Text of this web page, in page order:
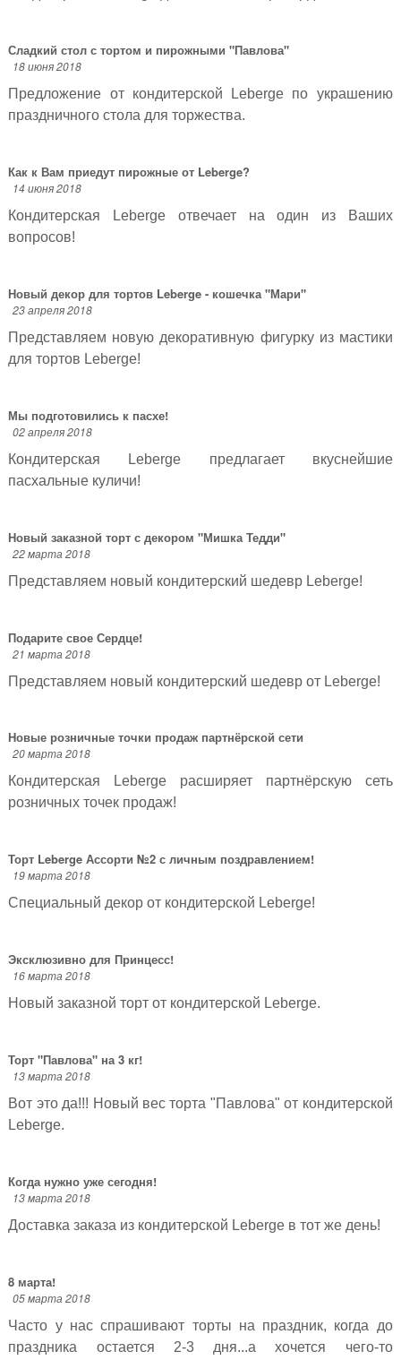
Сладкий стол с тортом и пирожными "Павлова"
18 июня 2018
Предложение от кондитерской Leberge по украшению
праздничного стола для торжества.
Как к Вам приедут пирожные от Leberge?
14 июня 2018
Кондитерская Leberge отвечает на один из Ваших
вопросов!
Новый декор для тортов Leberge - кошечка "Мари"
23 апреля 2018
Представляем новую декоративную фигурку из мастики
для тортов Leberge!
Мы подготовились к пасхе!
02 апреля 2018
Кондитерская Leberge предлагает вкуснейшие
пасхальные куличи!
Новый заказной торт с декором "Мишка Тедди"
22 марта 2018
Представляем новый кондитерский шедевр Leberge!
Подарите свое Сердце!
21 марта 2018
Представляем новый кондитерский шедевр от Leberge!
Новые розничные точки продаж партнёрской сети
20 марта 2018
Кондитерская Leberge расширяет партнёрскую сеть
розничных точек продаж!
Торт Leberge Ассорти №2 с личным поздравлением!
19 марта 2018
Специальный декор от кондитерской Leberge!
Эксклюзивно для Принцесс!
16 марта 2018
Новый заказной торт от кондитерской Leberge.
Торт "Павлова" на 3 кг!
13 марта 2018
Вот это да!!! Новый вес торта "Павлова" от кондитерской
Leberge.
Когда нужно уже сегодня!
13 марта 2018
Доставка заказа из кондитерской Leberge в тот же день!
8 марта!
05 марта 2018
Часто у нас спрашивают торты на праздник, когда до
праздника остается 2-3 дня...а хочется чего-то